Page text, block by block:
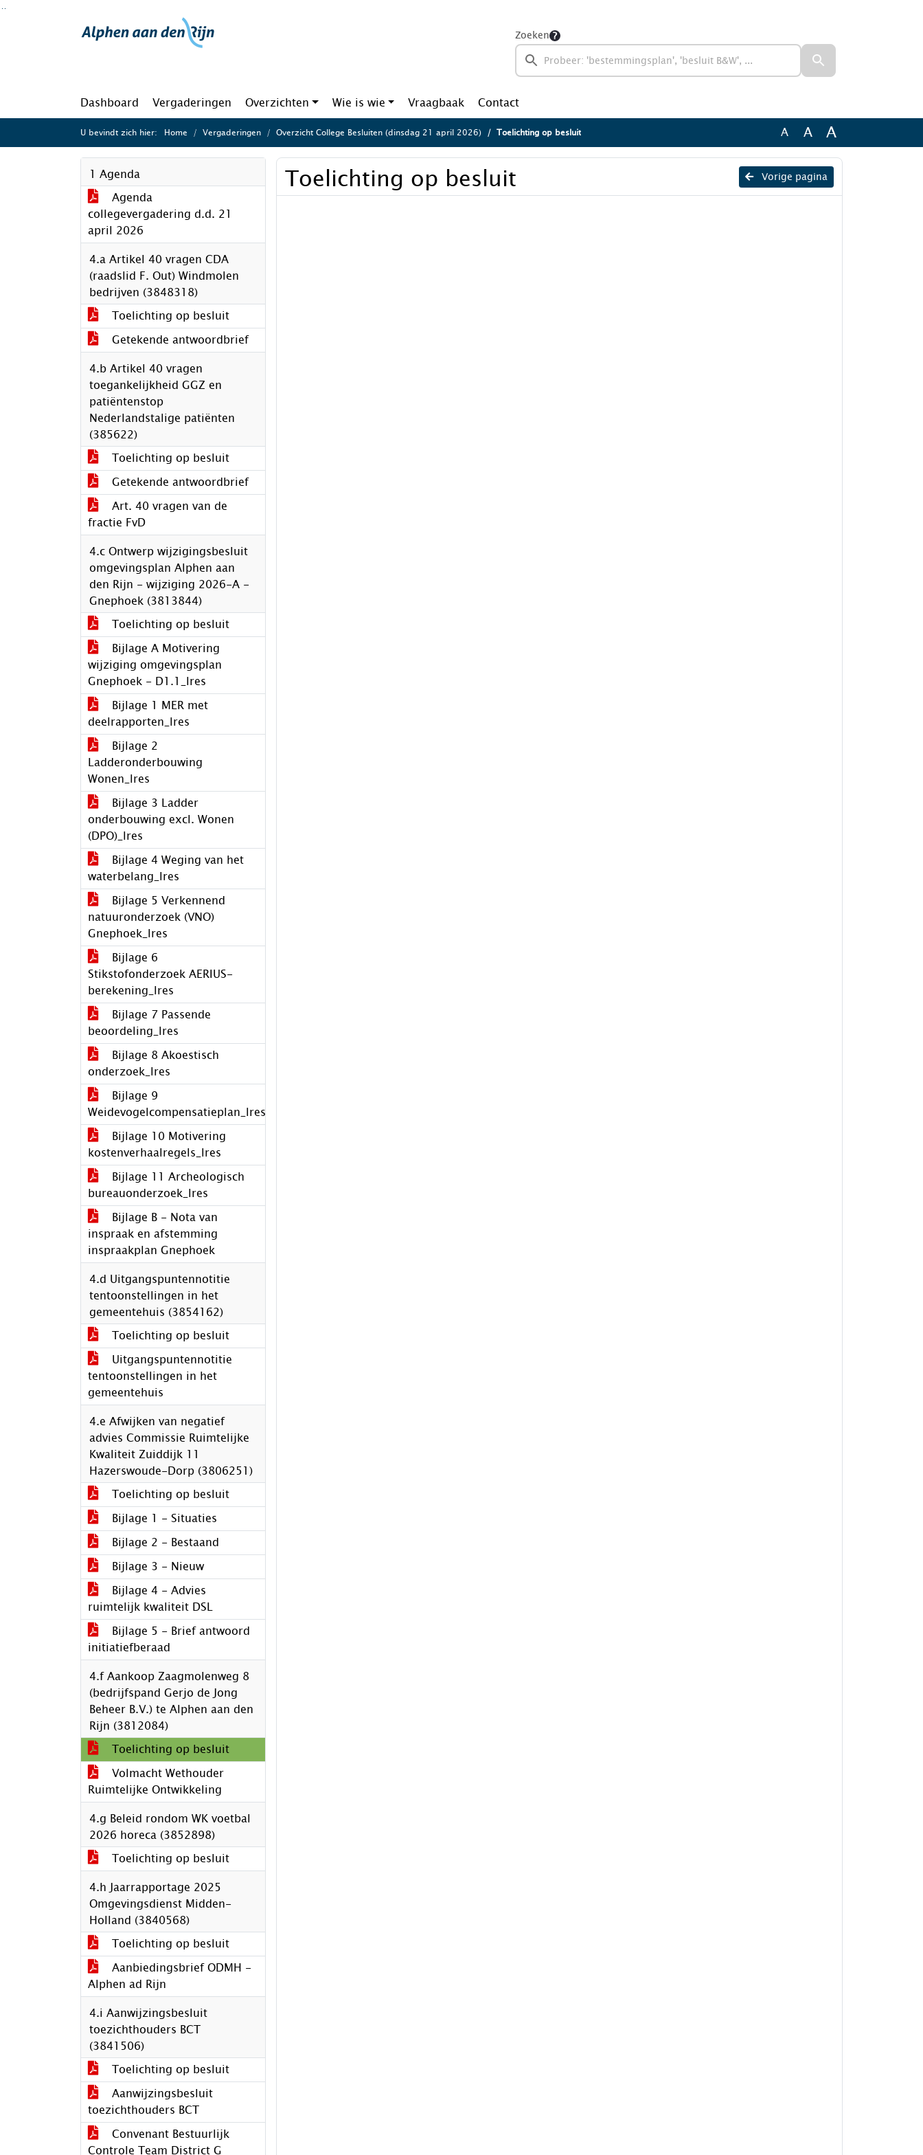
Ga naar de inhoud van deze pagina
Zoeken
Dashboard Vergaderingen Overzichten Wie is wie Vraagbaak Contact
U bevindt zich hier: Home Vergaderingen Overzicht College Besluiten (dinsdag 21 april 2026) Toelichting op besluit A A A
1 Agenda
Agenda
collegevergadering d.d. 21
april 2026
4.a Artikel 40 vragen CDA
(raadslid F. Out) Windmolen
bedrijven (3848318)
Toelichting op besluit
Getekende antwoordbrief
4.b Artikel 40 vragen
toegankelijkheid GGZ en
patiëntenstop
Nederlandstalige patiënten
(385622)
Toelichting op besluit
Getekende antwoordbrief
Art. 40 vragen van de
fractie FvD
4.c Ontwerp wijzigingsbesluit
omgevingsplan Alphen aan
den Rijn - wijziging 2026-A -
Gnephoek (3813844)
Toelichting op besluit
Bijlage A Motivering
wijziging omgevingsplan
Gnephoek - D1.1_lres
Bijlage 1 MER met
deelrapporten_lres
Bijlage 2
Ladderonderbouwing
Wonen_lres
Bijlage 3 Ladder
onderbouwing excl. Wonen
(DPO)_lres
Bijlage 4 Weging van het
waterbelang_lres
Bijlage 5 Verkennend
natuuronderzoek (VNO)
Gnephoek_lres
Bijlage 6
Stikstofonderzoek AERIUS-
berekening_lres
Bijlage 7 Passende
beoordeling_lres
Bijlage 8 Akoestisch
onderzoek_lres
Bijlage 9
Weidevogelcompensatieplan_lres
Bijlage 10 Motivering
kostenverhaalregels_lres
Bijlage 11 Archeologisch
bureauonderzoek_lres
Bijlage B - Nota van
inspraak en afstemming
inspraakplan Gnephoek
4.d Uitgangspuntennotitie
tentoonstellingen in het
gemeentehuis (3854162)
Toelichting op besluit
Uitgangspuntennotitie
tentoonstellingen in het
gemeentehuis
4.e Afwijken van negatief
advies Commissie Ruimtelijke
Kwaliteit Zuiddijk 11
Hazerswoude-Dorp (3806251)
Toelichting op besluit
Bijlage 1 - Situaties
Bijlage 2 - Bestaand
Bijlage 3 - Nieuw
Bijlage 4 - Advies
ruimtelijk kwaliteit DSL
Bijlage 5 - Brief antwoord
initiatiefberaad
4.f Aankoop Zaagmolenweg 8
(bedrijfspand Gerjo de Jong
Beheer B.V.) te Alphen aan den
Rijn (3812084)
Toelichting op besluit
Volmacht Wethouder
Ruimtelijke Ontwikkeling
4.g Beleid rondom WK voetbal
2026 horeca (3852898)
Toelichting op besluit
4.h Jaarrapportage 2025
Omgevingsdienst Midden-
Holland (3840568)
Toelichting op besluit
Aanbiedingsbrief ODMH -
Alphen ad Rijn
4.i Aanwijzingsbesluit
toezichthouders BCT
(3841506)
Toelichting op besluit
Aanwijzingsbesluit
toezichthouders BCT
Convenant Bestuurlijk
Controle Team District G
Vorige pagina
Toelichting op besluit